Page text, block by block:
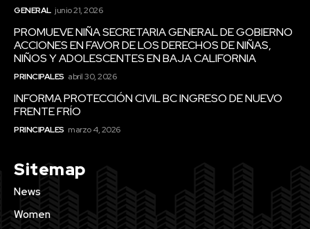
GENERAL junio 21, 2026
PROMUEVE NIÑA SECRETARIA GENERAL DE GOBIERNO
ACCIONES EN FAVOR DE LOS DERECHOS DE NIÑAS,
NIÑOS Y ADOLESCENTES EN BAJA CALIFORNIA
PRINCIPALES abril 30, 2026
INFORMA PROTECCIÓN CIVIL BC INGRESO DE NUEVO
FRENTE FRÍO
PRINCIPALES marzo 4, 2026
Sitemap
News
Women